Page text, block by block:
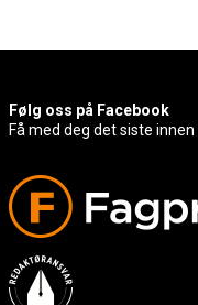
Følg oss på Facebook
Få med deg det siste